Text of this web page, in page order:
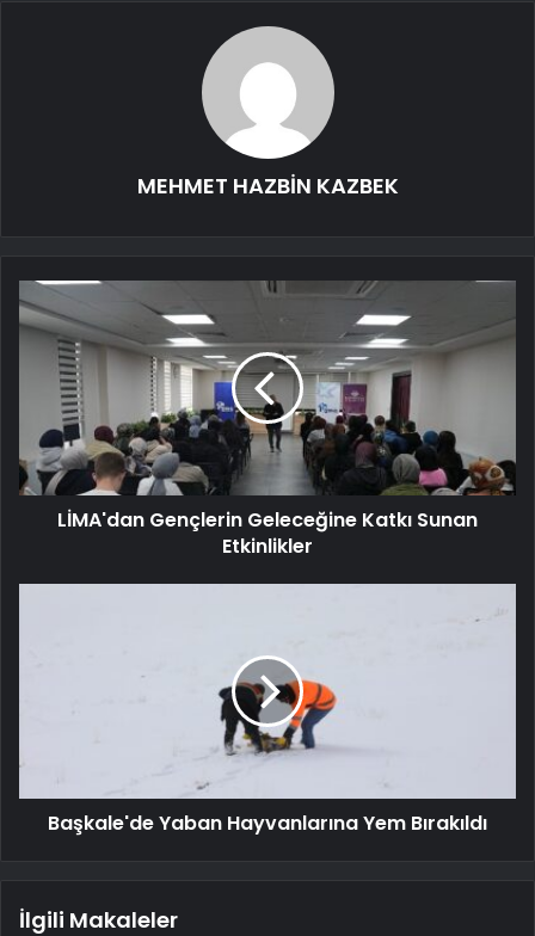
MEHMET HAZBİN KAZBEK
LİMA'dan Gençlerin Geleceğine Katkı Sunan
Etkinlikler
Başkale'de Yaban Hayvanlarına Yem Bırakıldı
İlgili Makaleler